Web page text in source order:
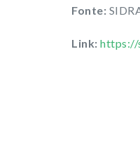
Fonte:
Link: https://